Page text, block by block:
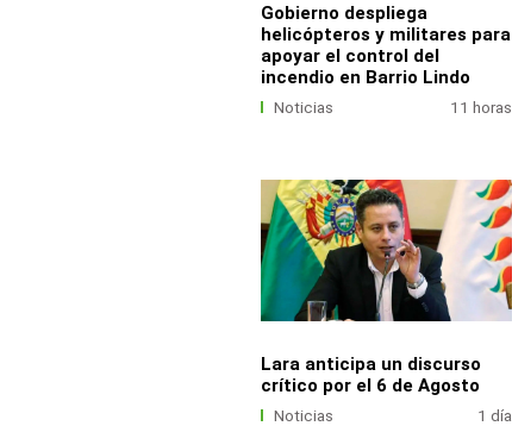
Gobierno despliega
helicópteros y militares para
apoyar el control del
incendio en Barrio Lindo
Noticias 11 horas
Lara anticipa un discurso
crítico por el 6 de Agosto
Noticias 1 día